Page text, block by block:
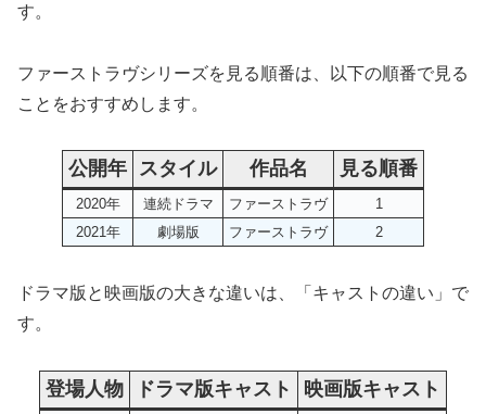
す。
ファーストラヴシリーズを見る順番は、以下の順番で見る
ことをおすすめします。
公開年 スタイル 作品名 見る順番
2020年 連続ドラマ ファーストラヴ
1
2021年
劇場版 ファーストラヴ 2
ドラマ版と映画版の大きな違いは、「キャストの違い」で
す。
登場人物 ドラマ版キャスト 映画版キャスト